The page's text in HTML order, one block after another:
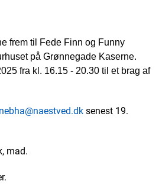
frem til Fede Finn og Funny
på Grønnegade Kaserne.
fra kl. 16.15 - 20.30 til et brag af
senest 19.
mad.